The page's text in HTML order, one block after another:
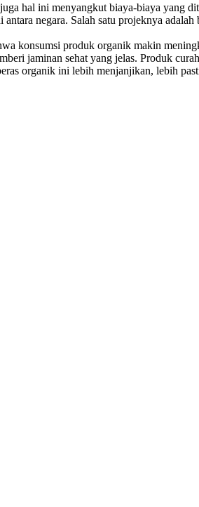
hal ini menyangkut biaya-biaya yang
negara. Salah satu projeknya adalah
konsumsi produk organik makin
jaminan sehat yang jelas. Produk
organik ini lebih menjanjikan, lebih